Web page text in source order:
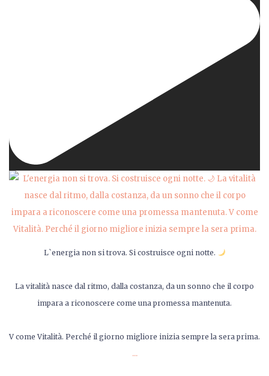
L`energia non si trova. Si costruisce ogni notte.
La vitalità nasce dal ritmo, dalla costanza, da un sonno che il corpo
impara a riconoscere come una promessa mantenuta.
V come Vitalità. Perché il giorno migliore inizia sempre la sera prima.
...